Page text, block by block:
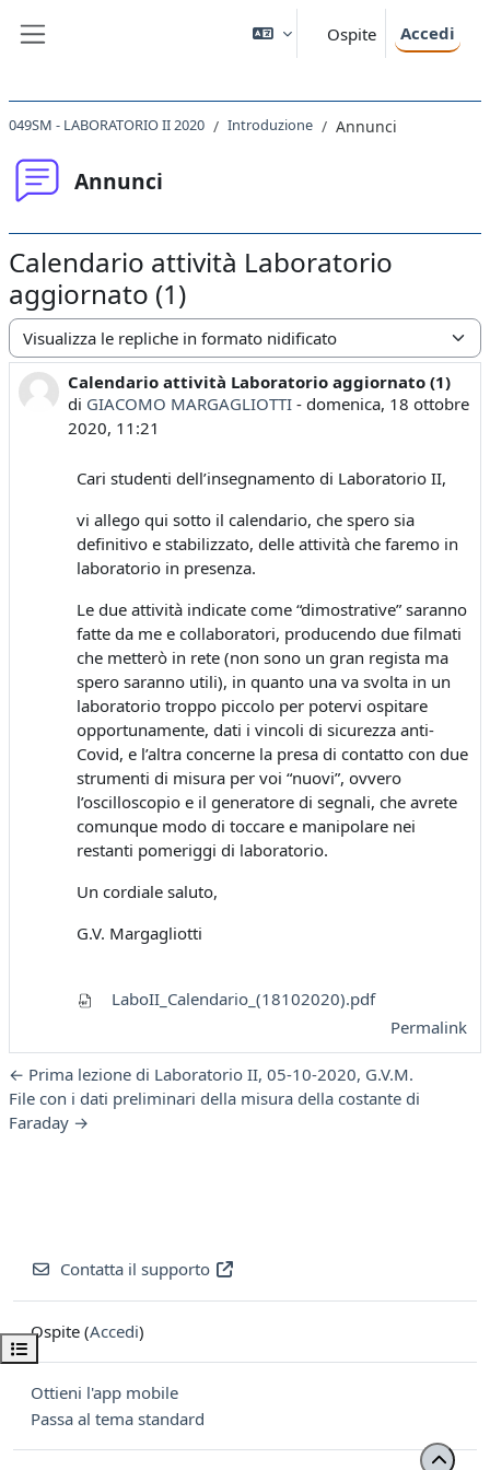
Ospite Accedi
Apri indice del corso
049SM - LABORATORIO II 2020 Introduzione Annunci
Annunci
Calendario attività Laboratorio
aggiornato (1)
Modalità visualizzazione
Calendario attività Laboratorio aggiornato (1)
di GIACOMO MARGAGLIOTTI- domenica, 18 ottobre
2020, 11:21
Numero di risposte: 0
Cari studenti dell’insegnamento di Laboratorio II,
vi allego qui sotto il calendario, che spero sia
definitivo e stabilizzato, delle attività che faremo in
laboratorio in presenza.
Le due attività indicate come “dimostrative” saranno
fatte da me e collaboratori, producendo due filmati
che metterò in rete (non sono un gran regista ma
spero saranno utili), in quanto una va svolta in un
laboratorio troppo piccolo per potervi ospitare
opportunamente, dati i vincoli di sicurezza anti-
Covid, e l’altra concerne la presa di contatto con due
strumenti di misura per voi “nuovi”, ovvero
l’oscilloscopio e il generatore di segnali, che avrete
comunque modo di toccare e manipolare nei
restanti pomeriggi di laboratorio.
Un cordiale saluto,
G.V. Margagliotti
LaboII_Calendario_(18102020).pdf
Permalink
← Prima lezione di Laboratorio II, 05-10-2020, G.V.M.
File con i dati preliminari della misura della costante di
Faraday →
Contatta il supporto
Ospite (Accedi)
Ottieni l'app mobile
Passa al tema standard